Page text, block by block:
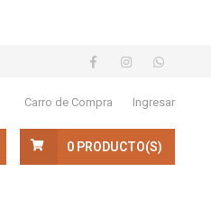
Carro de Compra Ingresar
0 PRODUCTO(S)